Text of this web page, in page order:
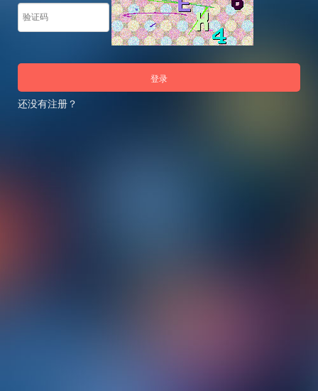
登录
还没有注册？